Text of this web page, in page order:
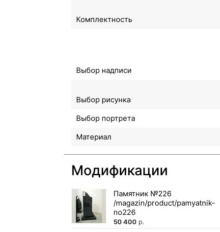
Комплектность
Выбор надписи
Выбор рисунка
Выбор портрета
Материал
Модификации
Памятник №226
50 400 р.